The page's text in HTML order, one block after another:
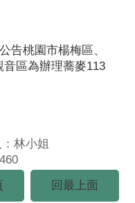
告桃園市楊梅區、
區為辦理蕎麥113
林小姐
回最上面